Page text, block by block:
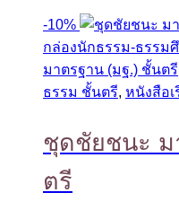
-10%
กล่องนักธรรม-ธรรม
มาตรฐาน (มฐ.) ชั้นตรี
ธรรม ชั้นตรี, หนังสือ
ชุดชัยชนะ ม
ตรี